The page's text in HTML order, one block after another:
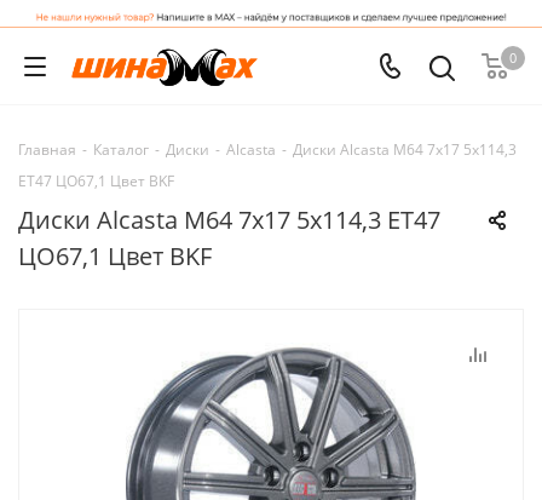
0
Главная - Каталог - Диски - Alcasta - Диски Alcasta M64 7x17 5x114,3
ET47 ЦО67,1 Цвет BKF
Диски Alcasta M64 7x17 5x114,3 ET47
ЦО67,1 Цвет BKF